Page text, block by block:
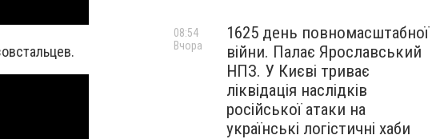
1625 день повномасштабної
війни. Палає Ярославський
НПЗ. У Києві триває
ліквідація наслідків
російської атаки на
українські логістичні хаби
08:54
Вчора